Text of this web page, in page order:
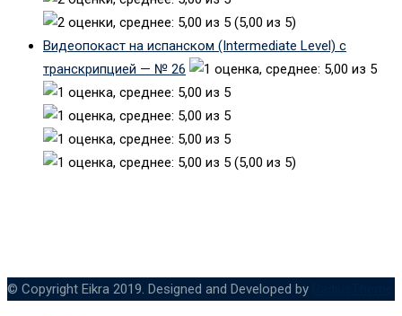
(5,00 из 5)
Видеопокаст на испанском (Intermediate Level) с
транскрипцией — № 26
(5,00 из 5)
© Copyright Eikra 2019. Designed and Developed by